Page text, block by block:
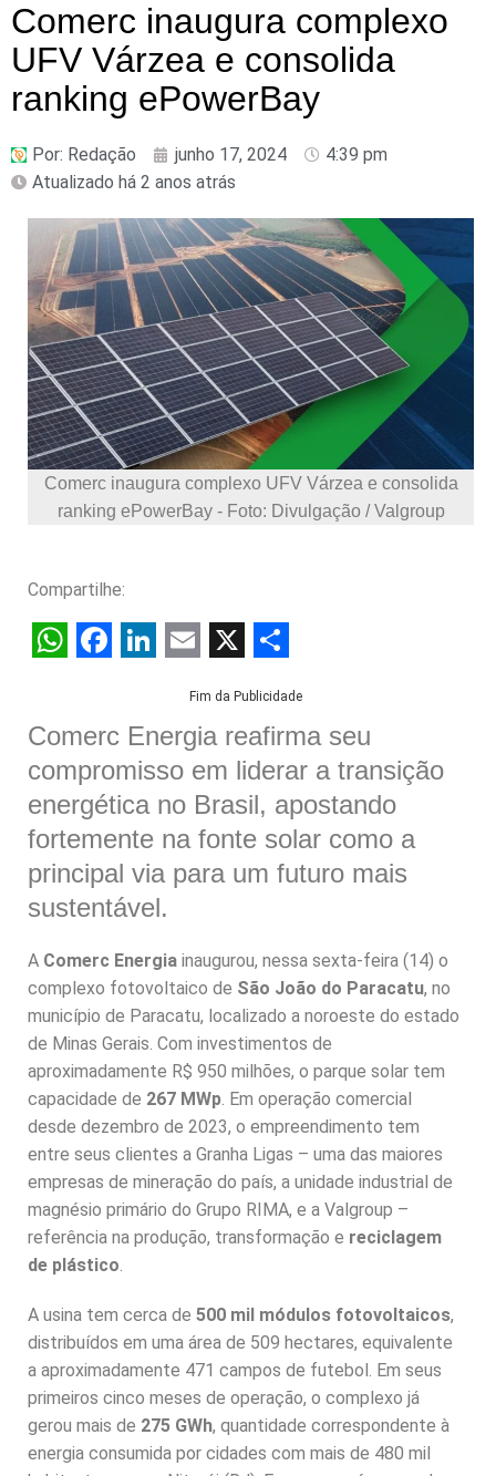
Comerc inaugura complexo
UFV Várzea e consolida
ranking ePowerBay
Por: Redação junho 17, 2024
4:39 pm
Atualizado há 2 anos atrás
Comerc inaugura complexo UFV Várzea e consolida
ranking ePowerBay - Foto: Divulgação / Valgroup
Compartilhe:
a
t
s
A
p
p
c
e
b
o
o
k
n
k
e
d
I
n
m
a
i
l
h
a
r
e
Fim da Publicidade
Comerc Energia reafirma seu
compromisso em liderar a transição
energética no Brasil, apostando
fortemente na fonte solar como a
principal via para um futuro mais
sustentável.
A Comerc Energia inaugurou, nessa sexta-feira (14) o
complexo fotovoltaico de São João do Paracatu, no
município de Paracatu, localizado a noroeste do estado
de Minas Gerais. Com investimentos de
aproximadamente R$ 950 milhões, o parque solar tem
capacidade de 267 MWp. Em operação comercial
desde dezembro de 2023, o empreendimento tem
entre seus clientes a Granha Ligas – uma das maiores
empresas de mineração do país, a unidade industrial de
magnésio primário do Grupo RIMA, e a Valgroup –
referência na produção, transformação e reciclagem
de plástico.
A usina tem cerca de 500 mil módulos fotovoltaicos,
distribuídos em uma área de 509 hectares, equivalente
a aproximadamente 471 campos de futebol. Em seus
primeiros cinco meses de operação, o complexo já
gerou mais de 275 GWh, quantidade correspondente à
energia consumida por cidades com mais de 480 mil